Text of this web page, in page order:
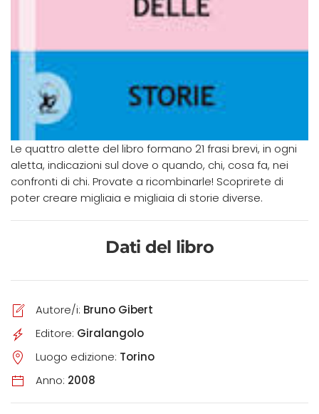
Le quattro alette del libro formano 21 frasi brevi, in ogni
aletta, indicazioni sul dove o quando, chi, cosa fa, nei
confronti di chi. Provate a ricombinarle! Scoprirete di
poter creare migliaia e migliaia di storie diverse.
Dati del libro
Autore/i: Bruno Gibert
Editore: Giralangolo
Luogo edizione: Torino
Anno: 2008